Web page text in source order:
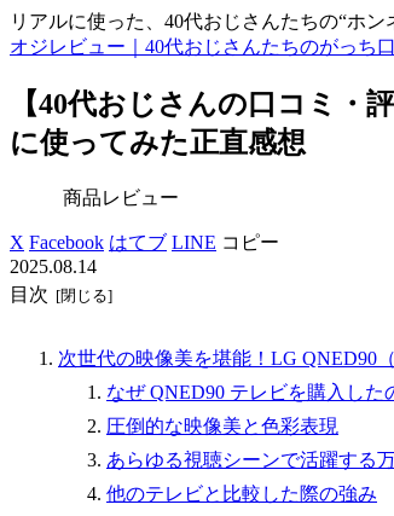
リアルに使った、40代おじさんたちの“ホン
オジレビュー｜40代おじさんたちのがっち
【40代おじさんの口コミ・
に使ってみた正直感想
商品レビュー
X Facebook はてブ LINE コピー
2025.08.14
目次
次世代の映像美を堪能！LG QNED90
なぜ QNED90 テレビを購入した
圧倒的な映像美と色彩表現
あらゆる視聴シーンで活躍する
他のテレビと比較した際の強み